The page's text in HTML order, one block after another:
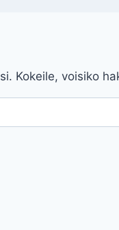
Kokeile, voisiko